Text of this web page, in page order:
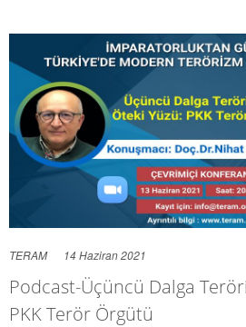
TERAM 14 Haziran 2021
Podcast-Üçüncü Dalga
PKK Terör Örgütü